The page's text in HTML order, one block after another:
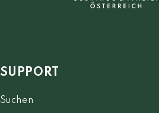
SUPPORT
Suchen